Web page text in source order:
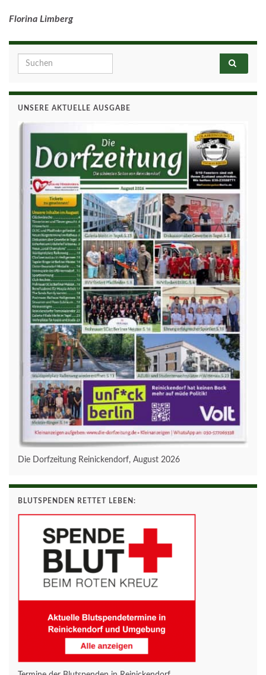
Florina Limberg
Search for:
UNSERE AKTUELLE AUSGABE
Die Dorfzeitung Reinickendorf, August 2026
BLUTSPENDEN RETTET LEBEN: